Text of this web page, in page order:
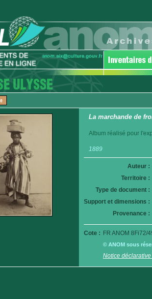
La marchande de
Album réalisé pour
1889
Auteur :
Territoire :
Type de document :
Support et dimensions :
Provenance :
Cote : FR ANOM 8Fi72/
© ANOM sous
Notice